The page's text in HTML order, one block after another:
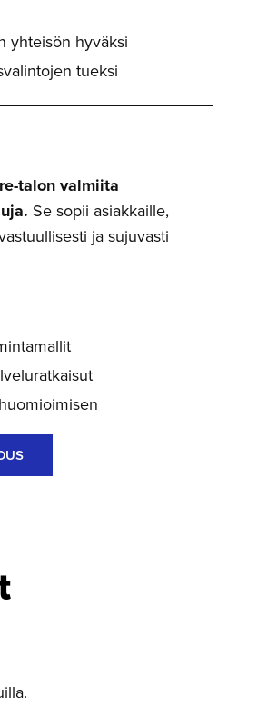
yhteisön hyväksi
tueksi
talon valmiita
Se sopii asiakkaille,
ja sujuvasti